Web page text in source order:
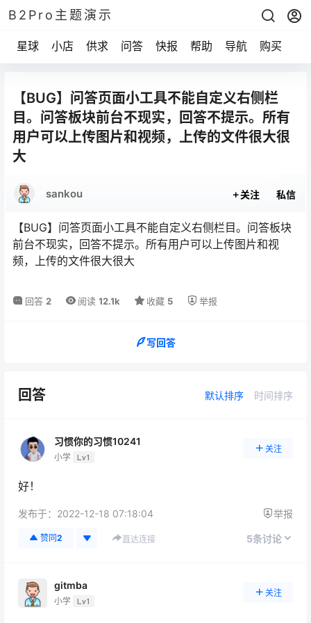
B2Pro主题演示
星球 小店 供求 问答 快报 帮助 导航 购买
【BUG】问答页面小工具不能自定义右侧栏
目。问答板块前台不现实，回答不提示。所有
用户可以上传图片和视频，上传的文件很大很
大
sankou 关注 私信
【BUG】问答页面小工具不能自定义右侧栏目。问答板块
前台不现实，回答不提示。所有用户可以上传图片和视
频，上传的文件很大很大
回答 2 阅读 12.1k 收藏 5 举报
写回答
回答 默认排序 时间排序
习惯你的习惯10241
小学 Lv1
关注
好！
发布于： 2022-12-18 07:18:04 举报
赞同2 直达连接 5条讨论
gitmba
小学 Lv1
关注